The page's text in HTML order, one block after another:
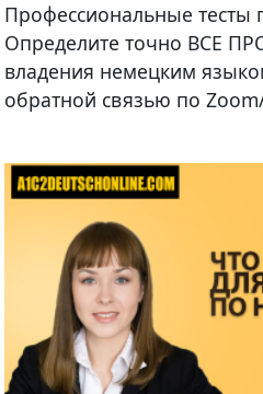
Профессиональные тесты
Определите точно ВСЕ
владения немецким
обратной связью по